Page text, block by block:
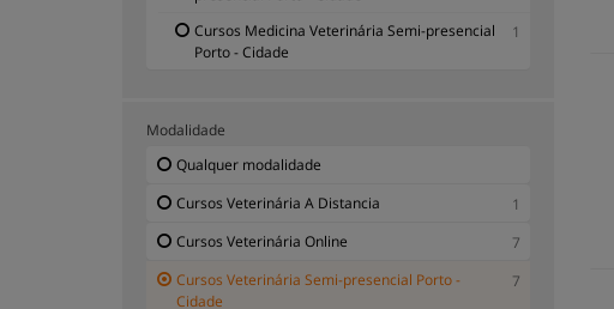
Cursos Medicina Veterinária Semi-presencial
Porto - Cidade
1
Modalidade
Qualquer modalidade
Cursos Veterinária A Distancia
1
Cursos Veterinária Online
7
Cursos Veterinária Semi-presencial Porto -
Cidade
7